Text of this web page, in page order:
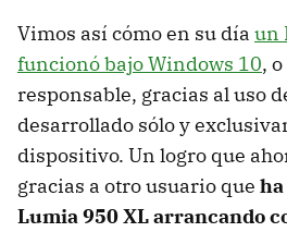
Vimos así cómo en su día un
funcionó bajo Windows 10,
responsable, gracias al uso
desarrollado sólo y
dispositivo. Un logro que
gracias a otro usuario que
Lumia 950 XL arrancando